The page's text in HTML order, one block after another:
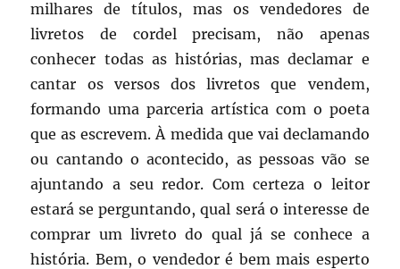
milhares de títulos, mas os vendedores de
livretos de cordel precisam, não apenas
conhecer todas as histórias, mas declamar e
cantar os versos dos livretos que vendem,
formando uma parceria artística com o poeta
que as escrevem. À medida que vai declamando
ou cantando o acontecido, as pessoas vão se
ajuntando a seu redor. Com certeza o leitor
estará se perguntando, qual será o interesse de
comprar um livreto do qual já se conhece a
história. Bem, o vendedor é bem mais esperto